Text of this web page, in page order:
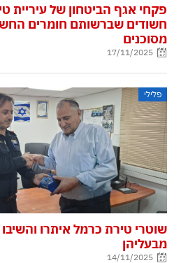
פקחי אגף הביטחון של עיריית
חשודים שברשותם חומרים
מסוכנים
17/11/2025
פלילי
שוטרי טירת כרמל איתרו והשיבו
מבעליהן
14/11/2025